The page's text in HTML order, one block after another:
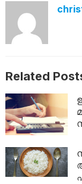
Related